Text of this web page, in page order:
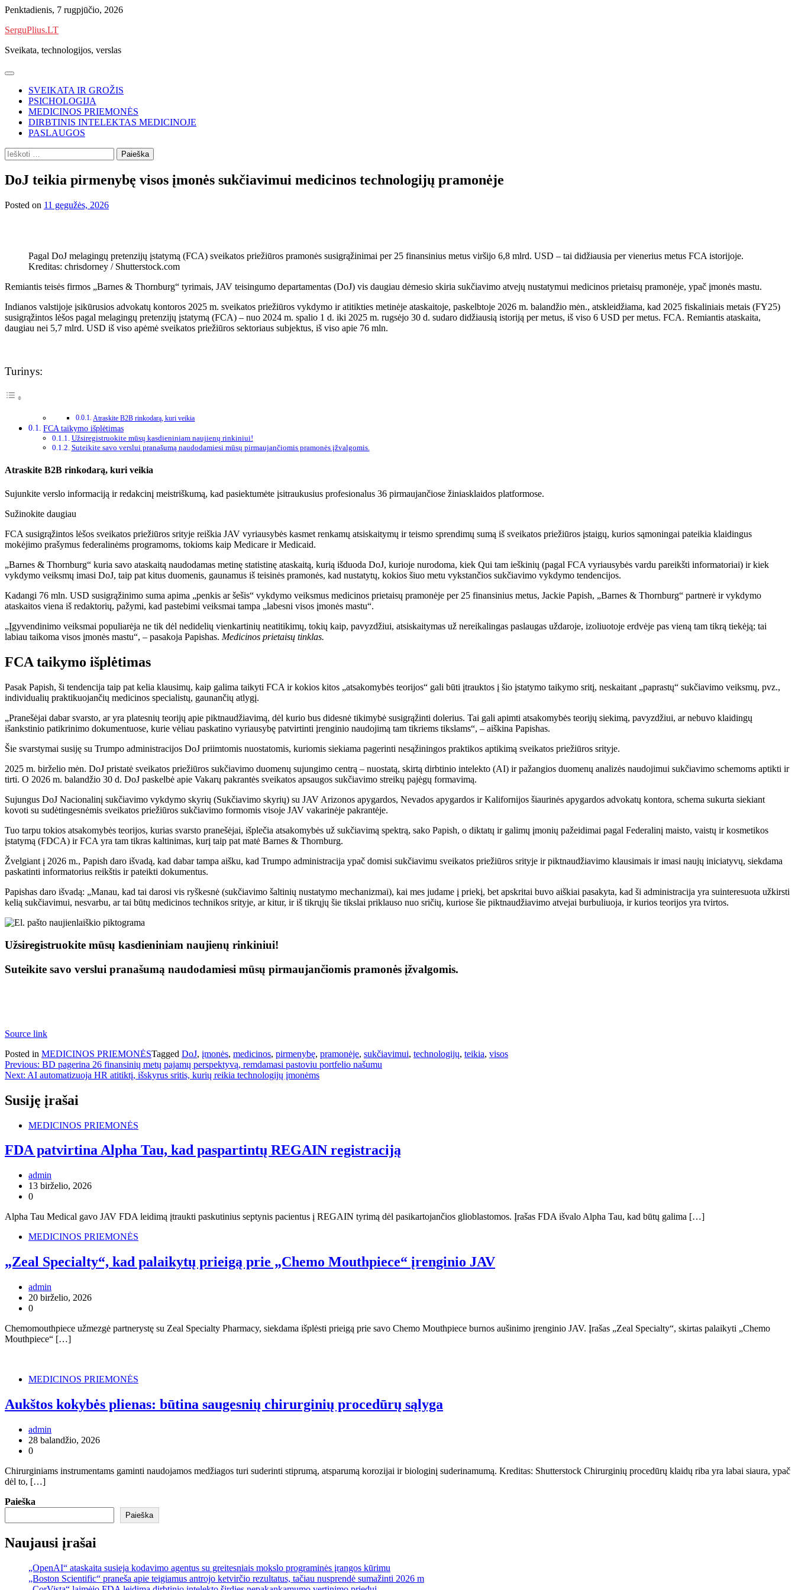
Skip
content
Penktadienis, 7 rugpjūčio, 2026
SerguPlius.LT
Sveikata, technologijos, verslas
SVEIKATA IR GROŽIS
PSICHOLOGIJA
MEDICINOS PRIEMONĖS
DIRBTINIS INTELEKTAS MEDICINOJE
PASLAUGOS
Ieškoti:
DoJ teikia pirmenybę visos įmonės sukčiavimui medicinos technologijų pramonėje
Posted on 11 gegužės, 2026
Pagal DoJ melagingų pretenzijų įstatymą (FCA) sveikatos priežiūros pramonės susigrąžinimai per 25 finansinius metus viršijo 6,8 mlrd. USD – tai didžiausia per vienerius metus FCA istorijoje.
Kreditas: chrisdorney / Shutterstock.com
Remiantis teisės firmos „Barnes & Thornburg“ tyrimais, JAV teisingumo departamentas (DoJ) vis daugiau dėmesio skiria sukčiavimo atvejų nustatymui medicinos prietaisų pramonėje, ypač įmonės mastu.
Indianos valstijoje įsikūrusios advokatų kontoros 2025 m. sveikatos priežiūros vykdymo ir atitikties metinėje ataskaitoje, paskelbtoje 2026 m. balandžio mėn., atskleidžiama, kad 2025 fiskaliniais metais (FY25)
susigrąžintos lėšos pagal melagingų pretenzijų įstatymą (FCA) – nuo 2024 m. spalio 1 d. iki 2025 m. rugsėjo 30 d. sudaro didžiausią istoriją per metus, iš viso 6 USD per metus. FCA. Remiantis ataskaita,
daugiau nei 5,7 mlrd. USD iš viso apėmė sveikatos priežiūros sektoriaus subjektus, iš viso apie 76 mln.
Turinys:
Atraskite B2B rinkodarą, kuri veikia
FCA taikymo išplėtimas
Užsiregistruokite mūsų kasdieniniam naujienų rinkiniui!
Suteikite savo verslui pranašumą naudodamiesi mūsų pirmaujančiomis pramonės įžvalgomis.
Atraskite B2B rinkodarą, kuri veikia
Sujunkite verslo informaciją ir redakcinį meistriškumą, kad pasiektumėte įsitraukusius profesionalus 36 pirmaujančiose žiniasklaidos platformose.
Sužinokite daugiau
FCA susigrąžintos lėšos sveikatos priežiūros srityje reiškia JAV vyriausybės kasmet renkamų atsiskaitymų ir teismo sprendimų sumą iš sveikatos priežiūros įstaigų, kurios sąmoningai pateikia klaidingus
mokėjimo prašymus federalinėms programoms, tokioms kaip Medicare ir Medicaid.
„Barnes & Thornburg“ kuria savo ataskaitą naudodamas metinę statistinę ataskaitą, kurią išduoda DoJ, kurioje nurodoma, kiek Qui tam ieškinių (pagal FCA vyriausybės vardu pareikšti informatoriai) ir kiek
vykdymo veiksmų imasi DoJ, taip pat kitus duomenis, gaunamus iš teisinės pramonės, kad nustatytų, kokios šiuo metu vykstančios sukčiavimo vykdymo tendencijos.
Kadangi 76 mln. USD susigrąžinimo suma apima „penkis ar šešis“ vykdymo veiksmus medicinos prietaisų pramonėje per 25 finansinius metus, Jackie Papish, „Barnes & Thornburg“ partnerė ir vykdymo
ataskaitos viena iš redaktorių, pažymi, kad pastebimi veiksmai tampa „labesni visos įmonės mastu“.
„Įgyvendinimo veiksmai populiarėja ne tik dėl nedidelių vienkartinių neatitikimų, tokių kaip, pavyzdžiui, atsiskaitymas už nereikalingas paslaugas uždaroje, izoliuotoje erdvėje pas vieną tam tikrą tiekėją; tai
labiau taikoma visos įmonės mastu“, – pasakoja Papishas. Medicinos prietaisų tinklas.
FCA taikymo išplėtimas
Pasak Papish, ši tendencija taip pat kelia klausimų, kaip galima taikyti FCA ir kokios kitos „atsakomybės teorijos“ gali būti įtrauktos į šio įstatymo taikymo sritį, neskaitant „paprastų“ sukčiavimo veiksmų, pvz.,
individualių praktikuojančių medicinos specialistų, gaunančių atlygį.
„Pranešėjai dabar svarsto, ar yra platesnių teorijų apie piktnaudžiavimą, dėl kurio bus didesnė tikimybė susigrąžinti dolerius. Tai gali apimti atsakomybės teorijų siekimą, pavyzdžiui, ar nebuvo klaidingų
išankstinio patikrinimo dokumentuose, kurie vėliau paskatino vyriausybę patvirtinti įrenginio naudojimą tam tikriems tikslams“, – aiškina Papishas.
Šie svarstymai susiję su Trumpo administracijos DoJ priimtomis nuostatomis, kuriomis siekiama pagerinti nesąžiningos praktikos aptikimą sveikatos priežiūros srityje.
2025 m. birželio mėn. DoJ pristatė sveikatos priežiūros sukčiavimo duomenų sujungimo centrą – nuostatą, skirtą dirbtinio intelekto (AI) ir pažangios duomenų analizės naudojimui sukčiavimo schemoms aptikti ir
tirti. O 2026 m. balandžio 30 d. DoJ paskelbė apie Vakarų pakrantės sveikatos apsaugos sukčiavimo streikų pajėgų formavimą.
Sujungus DoJ Nacionalinį sukčiavimo vykdymo skyrių (Sukčiavimo skyrių) su JAV Arizonos apygardos, Nevados apygardos ir Kalifornijos šiaurinės apygardos advokatų kontora, schema sukurta siekiant
kovoti su sudėtingesnėmis sveikatos priežiūros sukčiavimo formomis visoje JAV vakarinėje pakrantėje.
Tuo tarpu tokios atsakomybės teorijos, kurias svarsto pranešėjai, išplečia atsakomybės už sukčiavimą spektrą, sako Papish, o diktatų ir galimų įmonių pažeidimai pagal Federalinį maisto, vaistų ir kosmetikos
įstatymą (FDCA) ir FCA yra tam tikras kaltinimas, kurį taip pat matė Barnes & Thornburg.
Žvelgiant į 2026 m., Papish daro išvadą, kad dabar tampa aišku, kad Trumpo administracija ypač domisi sukčiavimu sveikatos priežiūros srityje ir piktnaudžiavimo klausimais ir imasi naujų iniciatyvų, siekdama
paskatinti informatorius reikštis ir pateikti dokumentus.
Papishas daro išvadą: „Manau, kad tai darosi vis ryškesnė (sukčiavimo šaltinių nustatymo mechanizmai), kai mes judame į priekį, bet apskritai buvo aiškiai pasakyta, kad ši administracija yra suinteresuota užkirsti
kelią sukčiavimui, nesvarbu, ar tai būtų medicinos technikos srityje, ar kitur, ir iš tikrųjų šie tikslai priklauso nuo sričių, kuriose šie piktnaudžiavimo atvejai burbuliuoja, ir kurios teorijos yra tvirtos.
Užsiregistruokite mūsų kasdieniniam naujienų rinkiniui!
Suteikite savo verslui pranašumą naudodamiesi mūsų pirmaujančiomis pramonės įžvalgomis.
Source link
Posted in MEDICINOS PRIEMONĖSTagged DoJ, įmonės, medicinos, pirmenybę, pramonėje, sukčiavimui, technologijų, teikia, visos
Navigacija
tarp
įrašų
Previous: BD pagerina 26 finansinių metų pajamų perspektyvą, remdamasi pastoviu portfelio našumu
Next: AI automatizuoja HR atitiktį, išskyrus sritis, kurių reikia technologijų įmonėms
Susiję įrašai
MEDICINOS PRIEMONĖS
FDA patvirtina Alpha Tau, kad paspartintų REGAIN registraciją
admin
13 birželio, 2026
0
Alpha Tau Medical gavo JAV FDA leidimą įtraukti paskutinius septynis pacientus į REGAIN tyrimą dėl pasikartojančios glioblastomos. Įrašas FDA išvalo Alpha Tau, kad būtų galima […]
MEDICINOS PRIEMONĖS
„Zeal Specialty“, kad palaikytų prieigą prie „Chemo Mouthpiece“ įrenginio JAV
admin
20 birželio, 2026
0
Chemomouthpiece užmezgė partnerystę su Zeal Specialty Pharmacy, siekdama išplėsti prieigą prie savo Chemo Mouthpiece burnos aušinimo įrenginio JAV. Įrašas „Zeal Specialty“, skirtas palaikyti „Chemo
Mouthpiece“ […]
MEDICINOS PRIEMONĖS
Aukštos kokybės plienas: būtina saugesnių chirurginių procedūrų sąlyga
admin
28 balandžio, 2026
0
Chirurginiams instrumentams gaminti naudojamos medžiagos turi suderinti stiprumą, atsparumą korozijai ir biologinį suderinamumą. Kreditas: Shutterstock Chirurginių procedūrų klaidų riba yra labai siaura, ypač
dėl to, […]
Paieška
Paieška
Naujausi įrašai
„OpenAI“ ataskaita susieja kodavimo agentus su greitesniais mokslo programinės įrangos kūrimu
„Boston Scientific“ praneša apie teigiamus antrojo ketvirčio rezultatus, tačiau nusprendė sumažinti 2026 m